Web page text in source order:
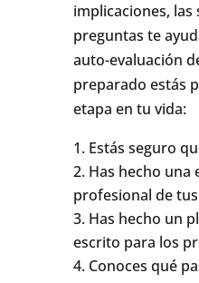
implicaciones, las
preguntas te
auto-evaluación
preparado estás
etapa en tu vida:
Estás seguro
Has hecho una
profesional de
Has hecho un
escrito para los
Conoces qué